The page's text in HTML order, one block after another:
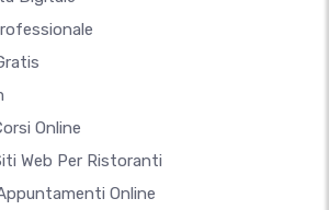
Online
Web Per Ristoranti
Online